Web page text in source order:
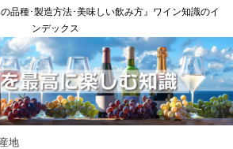
品種･製造方法･美味しい飲み方』ワイン知識のイ
ンデックス
地